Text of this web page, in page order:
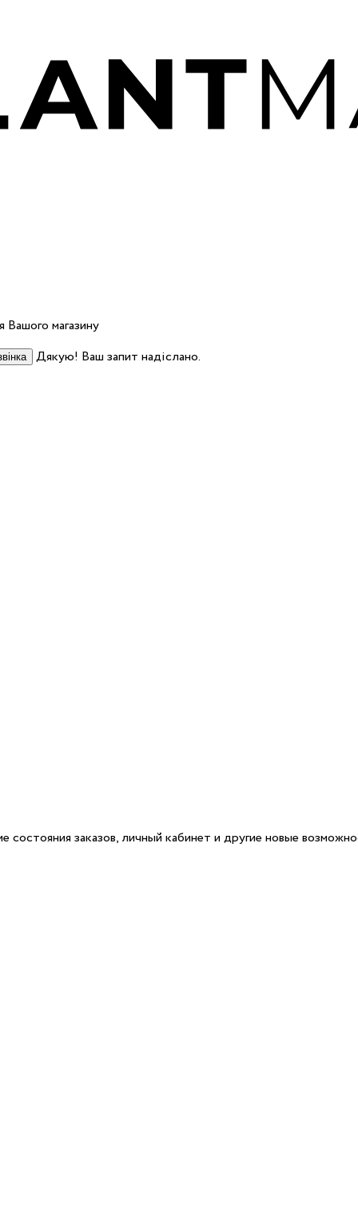
магазину
Дякую! Ваш запит надіслано.
заказов, личный кабинет и другие новые